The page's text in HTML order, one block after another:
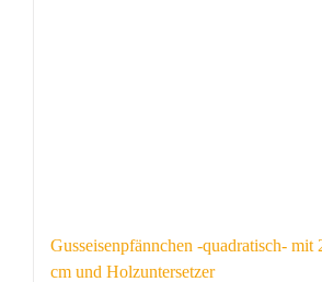
Gusseisenpfännchen -quadratisch-
cm und Holzuntersetzer